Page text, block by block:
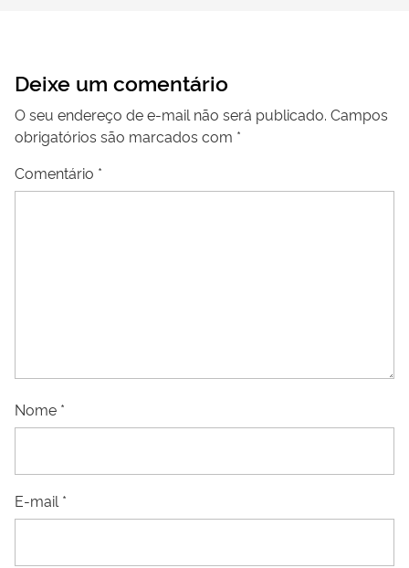
Deixe um comentário
O seu endereço de e-mail não será publicado. Campos
obrigatórios são marcados com *
Comentário *
Nome *
E-mail *